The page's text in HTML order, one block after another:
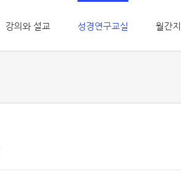
강의와 설교 성경연구교실 월간